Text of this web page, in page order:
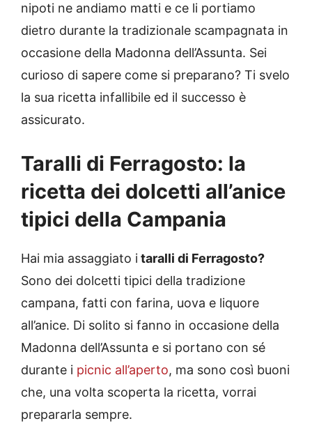
nipoti ne andiamo matti e ce li portiamo
dietro durante la tradizionale scampagnata in
occasione della Madonna dell’Assunta. Sei
curioso di sapere come si preparano? Ti svelo
la sua ricetta infallibile ed il successo è
assicurato.
Taralli di Ferragosto: la
ricetta dei dolcetti all’anice
tipici della Campania
Hai mia assaggiato itaralli di Ferragosto?
Sono dei dolcetti tipici della tradizione
campana, fatti con farina, uova e liquore
all’anice. Di solito si fanno in occasione della
Madonna dell’Assunta e si portano con sé
durante i picnic all’aperto, ma sono così buoni
che, una volta scoperta la ricetta, vorrai
prepararla sempre.